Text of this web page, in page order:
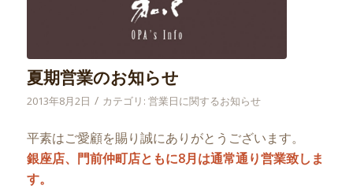
夏期営業のお知らせ
2013年8月2日 / カテゴリ: 営業日に関するお知らせ
平素はご愛顧を賜り誠にありがとうございます。
銀座店、門前仲町店ともに8月は通常通り営業致しま
す。